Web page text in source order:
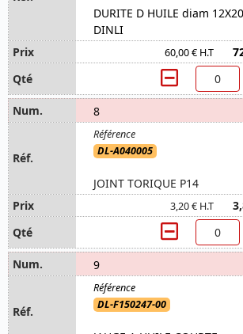
DURITE D HUILE diam
DINLI
60,00 € H.T
8
DL-A040005
JOINT TORIQUE P14
3,20 € H.T
9
DL-F150247-00